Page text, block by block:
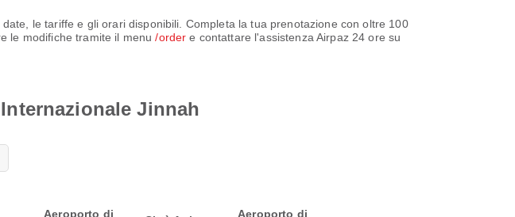
le tariffe e gli orari disponibili. Completa la tua prenotazione con oltre 100
le modifiche tramite il menu/order e contattare l'assistenza Airpaz 24 ore su
Jinnah
Aeroporto di
Aeroporto di